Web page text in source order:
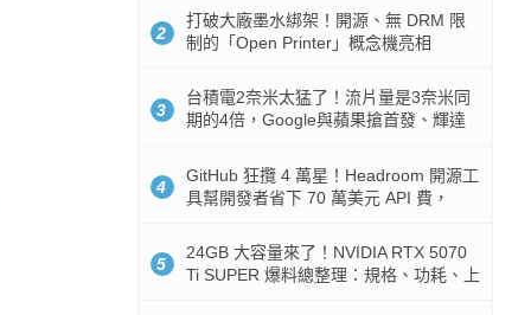
2
打破大廠墨水綁架！開源、無 DRM 限
制的「Open Printer」概念機亮相
3
台積電2奈米太猛了！流片量是3奈米同
期的4倍，Google與蘋果搶首發、輝達
4
GitHub 狂攬 4 萬星！Headroom 開源工
具幫開發者省下 70 萬美元 API 費，
5
24GB 大容量來了！NVIDIA RTX 5070
Ti SUPER 爆料總整理：規格、功耗、上